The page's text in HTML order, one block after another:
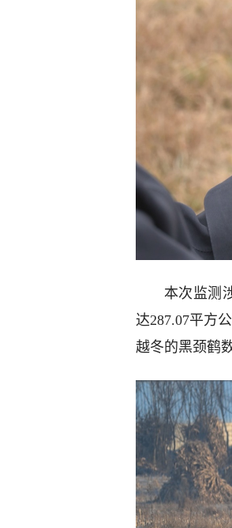
本次监测
达287.07平方
越冬的黑颈鹤